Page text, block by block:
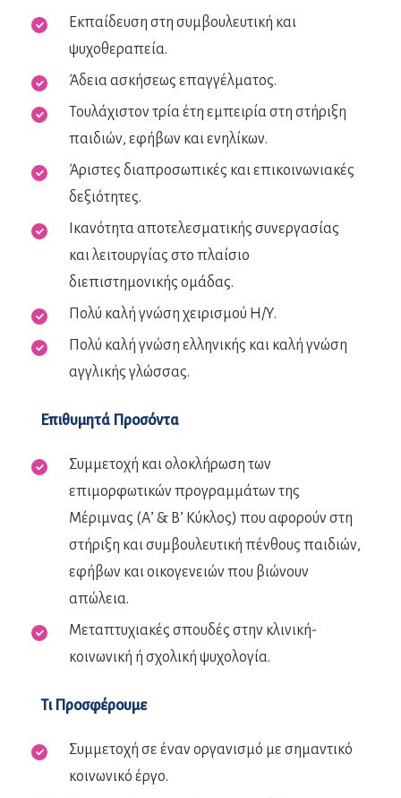
Εκπαίδευση στη συμβουλευτική και
ψυχοθεραπεία.
Άδεια ασκήσεως επαγγέλματος.
Τουλάχιστον τρία έτη εμπειρία στη στήριξη
παιδιών, εφήβων και ενηλίκων.
Άριστες διαπροσωπικές και επικοινωνιακές
δεξιότητες.
Ικανότητα αποτελεσματικής συνεργασίας
και λειτουργίας στο πλαίσιο
διεπιστημονικής ομάδας.
Πολύ καλή γνώση χειρισμού Η/Υ.
Πολύ καλή γνώση ελληνικής και καλή γνώση
αγγλικής γλώσσας.
Επιθυμητά Προσόντα
Συμμετοχή και ολοκλήρωση των
επιμορφωτικών προγραμμάτων της
Μέριμνας (Α’ & Β’ Κύκλος) που αφορούν στη
στήριξη και συμβουλευτική πένθους παιδιών,
εφήβων και οικογενειών που βιώνουν
απώλεια.
Μεταπτυχιακές σπουδές στην κλινική-
κοινωνική ή σχολική ψυχολογία.
Τι Προσφέρουμε
Συμμετοχή σε έναν οργανισμό με σημαντικό
κοινωνικό έργο.